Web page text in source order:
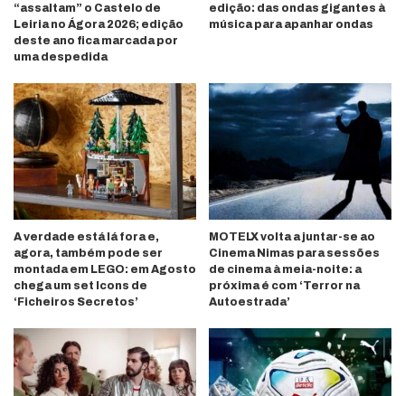
“assaltam” o Castelo de
Leiria no Ágora 2026; edição
deste ano fica marcada por
uma despedida
edição: das ondas gigantes à
música para apanhar ondas
A verdade está lá fora e,
agora, também pode ser
montada em LEGO: em Agosto
chega um set Icons de
‘Ficheiros Secretos’
MOTELX volta a juntar-se ao
Cinema Nimas para sessões
de cinema à meia-noite: a
próxima é com ‘Terror na
Autoestrada’